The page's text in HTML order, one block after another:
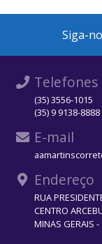
Siga-
Telefones
(35) 3556-1015
(35) 9 9138-8888
E-mail
Endereço
RUA
CENTRO
MINAS GERAIS